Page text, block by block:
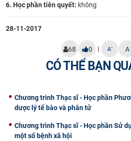
6. Học phần tiên quyết: không​
28-11-2017
68 0 | A- A
CÓ THỂ BẠN
Chương trình Thạc sĩ - Học phần
dược lý tế bào và phân tử
Chương trình Thạc sĩ - Học phần Sử
một số bệnh xã hội